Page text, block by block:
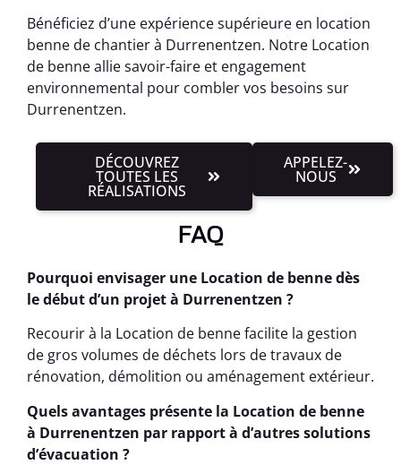
Bénéficiez d’une expérience supérieure en location
benne de chantier à Durrenentzen. Notre Location
de benne allie savoir-faire et engagement
environnemental pour combler vos besoins sur
Durrenentzen.
DÉCOUVREZ
TOUTES LES
RÉALISATIONS
APPELEZ-
NOUS
FAQ
Pourquoi envisager une Location de benne dès
le début d’un projet à Durrenentzen ?
Recourir à la Location de benne facilite la gestion
de gros volumes de déchets lors de travaux de
rénovation, démolition ou aménagement extérieur.
Quels avantages présente la Location de benne
à Durrenentzen par rapport à d’autres solutions
d’évacuation ?